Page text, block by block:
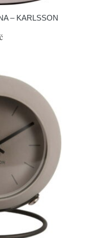
– KARLSSON